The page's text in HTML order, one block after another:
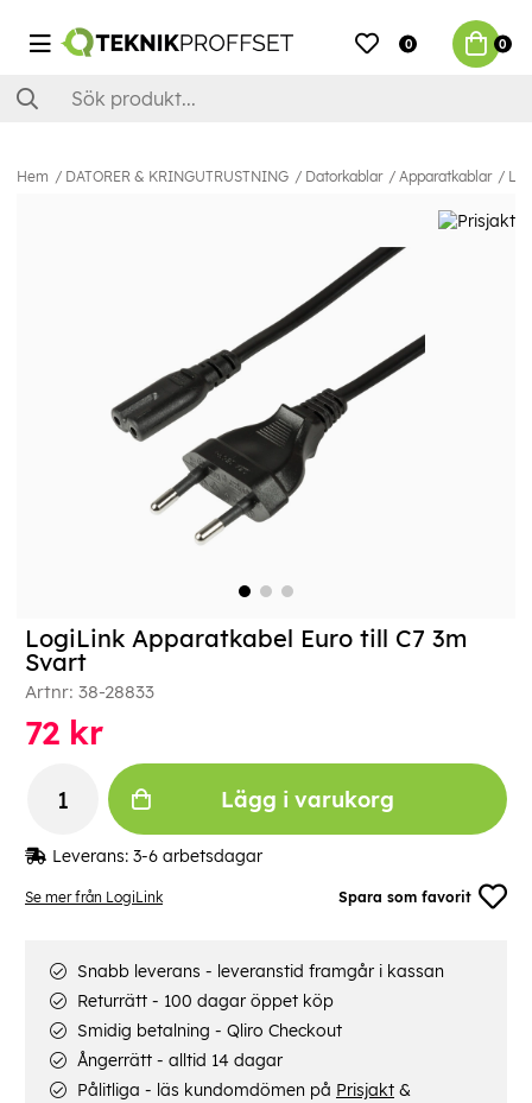
0 0
Hem DATORER & KRINGUTRUSTNING Datorkablar Apparatkablar
Se mer från LogiLink Spara som favorit
LogiLink Apparatkabel Euro till C7 3m
Svart
Artnr: 38-28833
72 kr
Lägg i varukorg
Leverans: 3-6 arbetsdagar
Snabb leverans - leveranstid framgår i kassan
Returrätt - 100 dagar öppet köp
Smidig betalning - Qliro Checkout
Ångerrätt - alltid 14 dagar
Pålitliga - läs kundomdömen på Prisjakt &